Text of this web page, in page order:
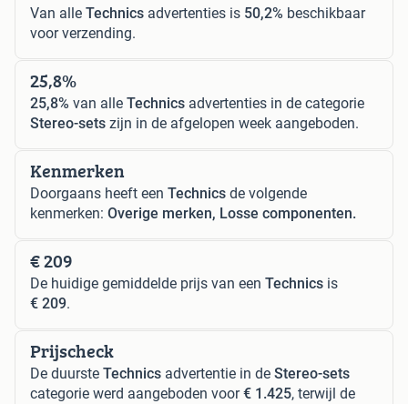
Van alle Technics advertenties is 50,2% beschikbaar
voor verzending.
25,8%
25,8% van alle Technics advertenties in de categorie
Stereo-sets zijn in de afgelopen week aangeboden.
Kenmerken
Doorgaans heeft een Technics de volgende
kenmerken: Overige merken, Losse componenten.
€ 209
De huidige gemiddelde prijs van een Technics is
€ 209.
Prijscheck
De duurste Technics advertentie in de Stereo-sets
categorie werd aangeboden voor€ 1.425, terwijl de